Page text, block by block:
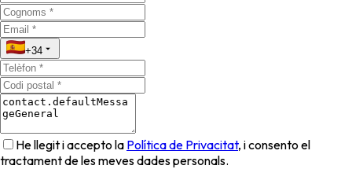
+34
He llegit i accepto la Política de Privacitat, i consento el
tractament de les meves dades personals.